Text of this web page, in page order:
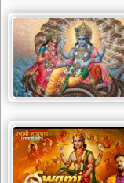
patriotic
bhajans
खाटू
श्याम
भजन
khatu
bhajans
रानी
सती